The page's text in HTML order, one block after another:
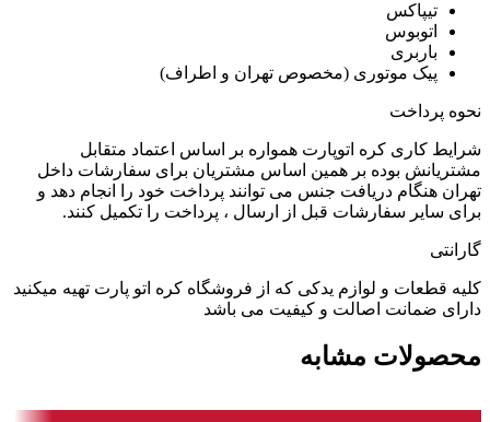
تیپاکس
اتوبوس
باربری
پیک موتوری (مخصوص تهران و اطراف)
نحوه پرداخت
شرایط کاری کره اتوپارت همواره بر اساس اعتماد متقابل
مشتریانش بوده بر همین اساس مشتریان برای سفارشات داخل
تهران هنگام دریافت جنس می توانند پرداخت خود را انجام دهد و
برای سایر سفارشات قبل از ارسال ، پرداخت را تکمیل کنند.
گارانتی
کلیه قطعات و لوازم یدکی که از فروشگاه کره اتو پارت تهیه میکنید
دارای ضمانت اصالت و کیفیت می باشد
محصولات مشابه